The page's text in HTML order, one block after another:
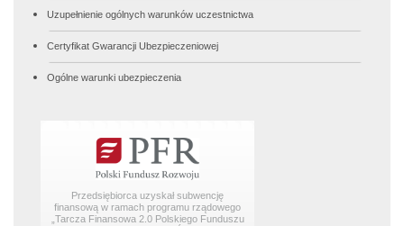
Uzupełnienie ogólnych warunków uczestnictwa
Certyfikat Gwarancji Ubezpieczeniowej
Ogólne warunki ubezpieczenia
Przedsiębiorca uzyskał subwencję
finansową w ramach programu rządowego
„Tarcza Finansowa 2.0 Polskiego Funduszu